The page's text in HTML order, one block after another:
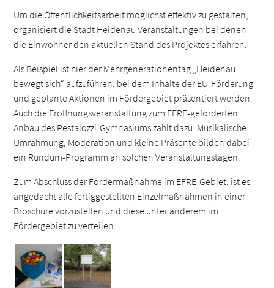
Um die Öffentlichkeitsarbeit möglichst effektiv zu gestalten,
organisiert die Stadt Heidenau Veranstaltungen bei denen
die Einwohner den aktuellen Stand des Projektes erfahren.
Als Beispiel ist hier der Mehrgenerationentag „Heidenau
bewegt sich“ aufzuführen, bei dem Inhalte der EU-Förderung
und geplante Aktionen im Fördergebiet präsentiert werden.
Auch die Eröffnungsveranstaltung zum EFRE-geförderten
Anbau des Pestalozzi-Gymnasiums zählt dazu. Musikalische
Umrahmung, Moderation und kleine Präsente bilden dabei
ein Rundum-Programm an solchen Veranstaltungstagen.
Zum Abschluss der Fördermaßnahme im EFRE-Gebiet, ist es
angedacht alle fertiggestellten Einzelmaßnahmen in einer
Broschüre vorzustellen und diese unter anderem im
Fördergebiet zu verteilen.